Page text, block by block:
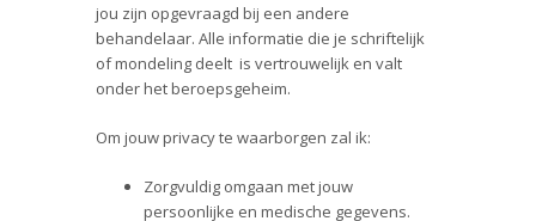
jou zijn opgevraagd bij een andere
behandelaar. Alle informatie die je schriftelijk
of mondeling deelt is vertrouwelijk en valt
onder het beroepsgeheim.
Om jouw privacy te waarborgen zal ik:
Zorgvuldig omgaan met jouw
persoonlijke en medische gegevens.